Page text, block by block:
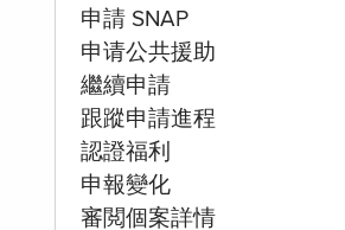
申請 SNAP
申请公共援助
繼續申請
跟蹤申請進程
認證福利
申報變化
審閲個案詳情